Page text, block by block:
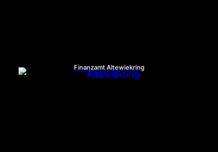
Finanzamt Altewiekring